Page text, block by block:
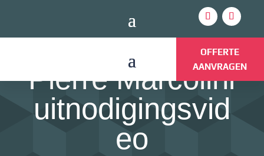
OFFERTE
AANVRAGEN
Pierre Marcolini
uitnodigingsvid
eo